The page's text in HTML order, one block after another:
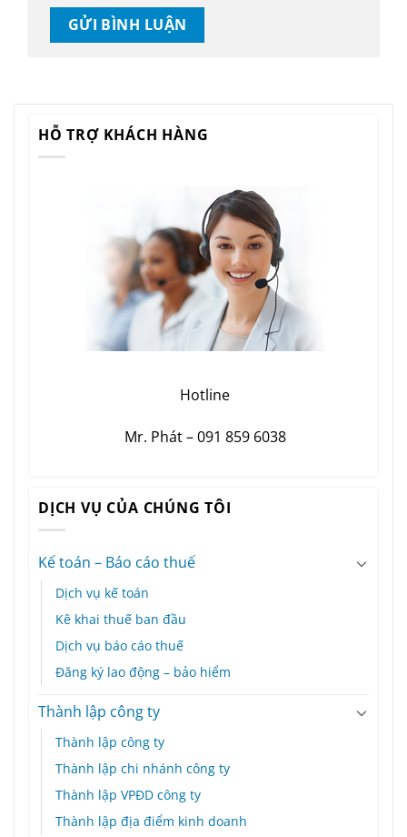
HỖ TRỢ KHÁCH HÀNG
Hotline
Mr. Phát – 091 859 6038
DỊCH VỤ CỦA CHÚNG TÔI
Kế toán – Báo cáo thuế
Dịch vụ kế toán
Kê khai thuế ban đầu
Dịch vụ báo cáo thuế
Đăng ký lao động – bảo hiểm
Thành lập công ty
Thành lập công ty
Thành lập chi nhánh công ty
Thành lập VPĐD công ty
Thành lập địa điểm kinh doanh